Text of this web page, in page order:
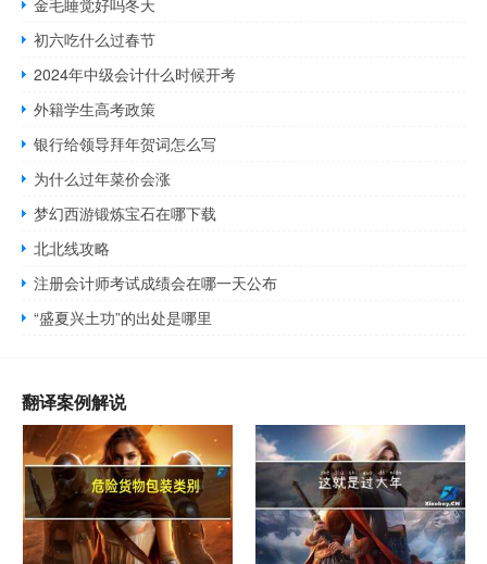
初六吃什么过春节
2024年中级会计什么时候开考
外籍学生高考政策
银行给领导拜年贺词怎么写
为什么过年菜价会涨
梦幻西游锻炼宝石在哪下载
北北线攻略
注册会计师考试成绩会在哪一天公布
“盛夏兴土功”的出处是哪里
翻译案例解说